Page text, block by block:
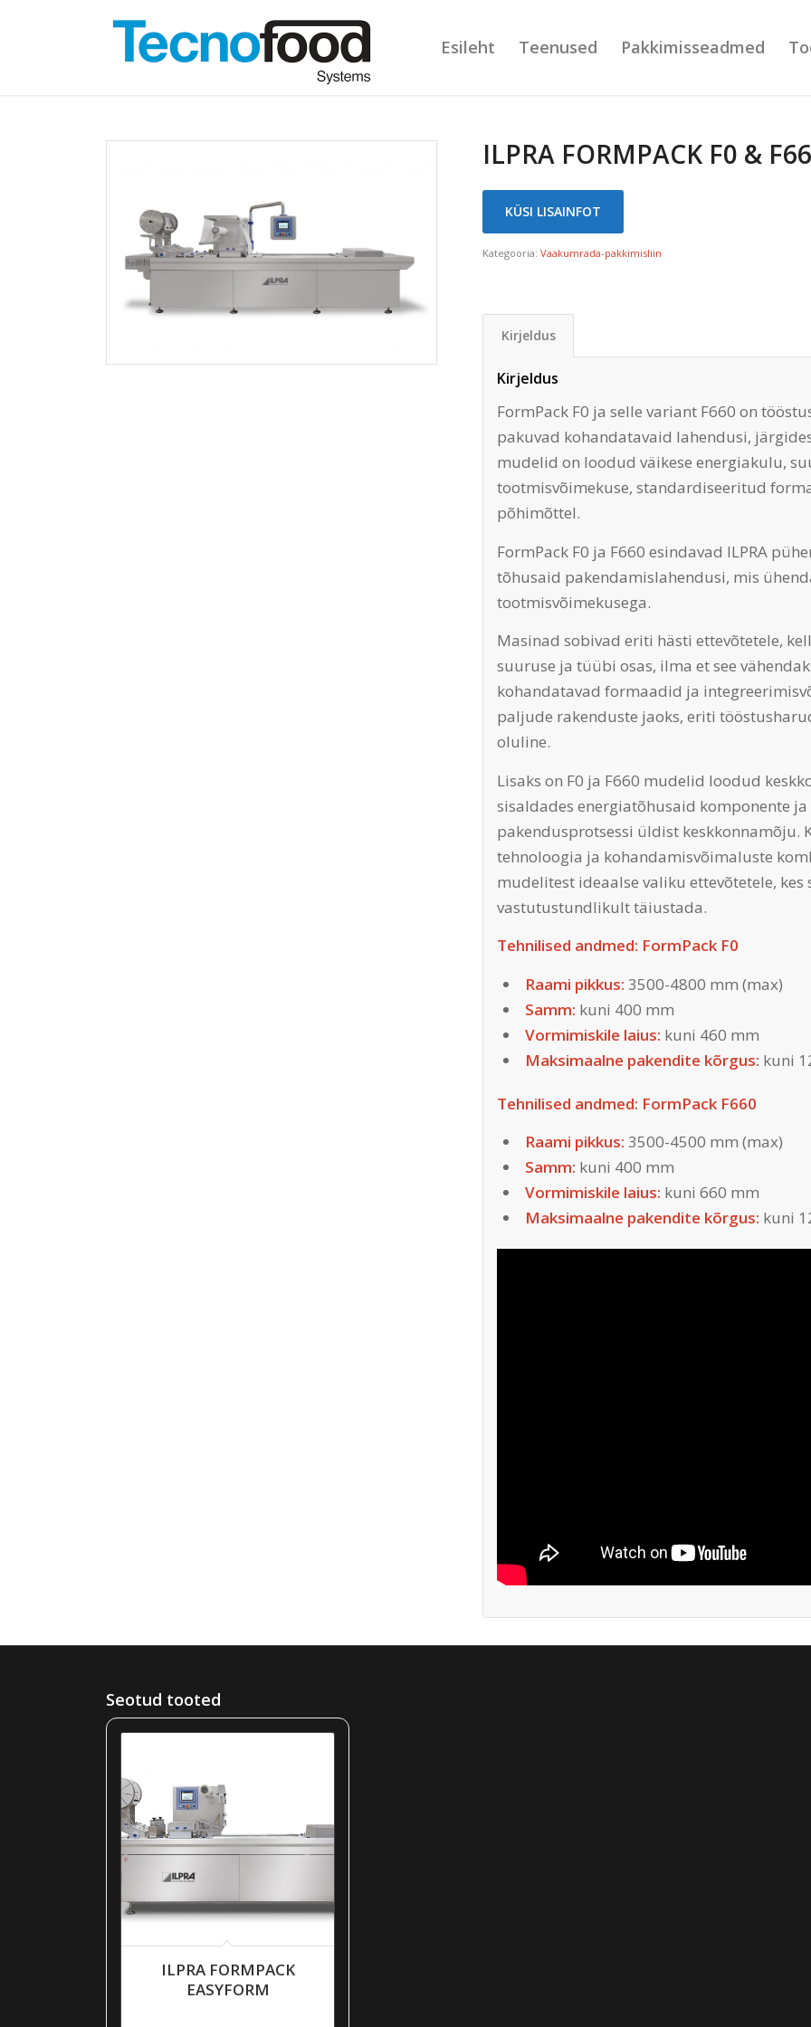
Esileht Teenused Pakkimisseadmed
ILPRA FORMPACK F0 &
KÜSI LISAINFOT
Kategooria:Vaakumrada-pakkimisliin
Kirjeldus
Kirjeldus
FormPack F0 ja selle variant F660 on
pakuvad kohandatavaid lahendusi,
mudelid on loodud väikese energiakulu,
tootmisvõimekuse, standardiseeritud
põhimõttel.
FormPack F0 ja F660 esindavad ILPRA
tõhusaid pakendamislahendusi, mis
tootmisvõimekusega.
Masinad sobivad eriti hästi ettevõtetele,
suuruse ja tüübi osas, ilma et see
kohandatavad formaadid ja
paljude rakenduste jaoks, eriti
oluline.
Lisaks on F0 ja F660 mudelid loodud
sisaldades energiatõhusaid komponente ja
pakendusprotsessi üldist keskkonnamõju.
tehnoloogia ja kohandamisvõimaluste
mudelitest ideaalse valiku ettevõtetele,
vastutustundlikult täiustada.
Tehnilised andmed: FormPack F0
Raami pikkus: 3500-4800 mm (max)
Samm: kuni 400 mm
Vormimiskile laius: kuni 460 mm
Maksimaalne pakendite kõrgus: kuni
Tehnilised andmed: FormPack F660
Raami pikkus: 3500-4500 mm (max)
Samm: kuni 400 mm
Vormimiskile laius: kuni 660 mm
Maksimaalne pakendite kõrgus: kuni
Seotud tooted
ILPRA FORMPACK
EASYFORM